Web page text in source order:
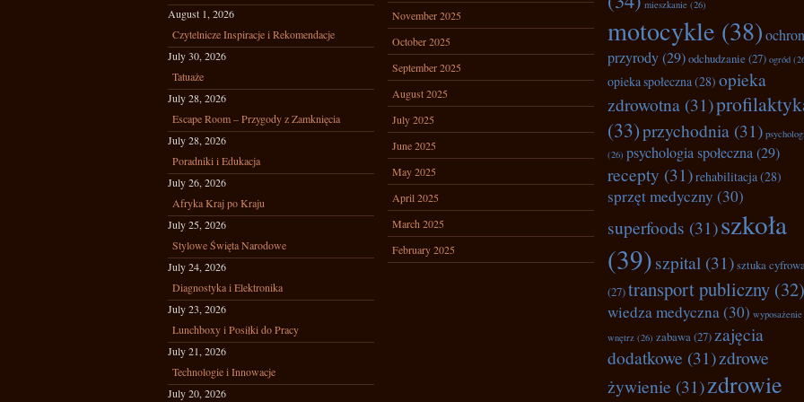
August 1, 2026
Czytelnicze Inspiracje i Rekomendacje
July 30, 2026
Tatuaże
July 28, 2026
Escape Room – Przygody z Zamknięcia
July 28, 2026
Poradniki i Edukacja
July 26, 2026
Afryka Kraj po Kraju
July 25, 2026
Stylowe Święta Narodowe
July 24, 2026
Diagnostyka i Elektronika
July 23, 2026
Lunchboxy i Posiłki do Pracy
July 21, 2026
Technologie i Innowacje
July 20, 2026
November 2025
October 2025
September 2025
August 2025
July 2025
June 2025
May 2025
April 2025
March 2025
February 2025
mieszkanie (26)
motocykle (38)
przyrody(29)odchudzanie (27) ogród
opieka społeczna(28) opieka
zdrowotna (31)
(33)przychodnia (31)
(26) psychologia społeczna(29)
recepty (31)rehabilitacja(28)
sprzęt medyczny (30)
superfoods (31)szkoła
(39)szpital (31)sztuka
(27)transport publiczny (32)
wiedza medyczna(30) wyposażenie
wnętrz (26) zabawa(27) zajęcia
dodatkowe (31)zdrowe
żywienie (31)zdrowie